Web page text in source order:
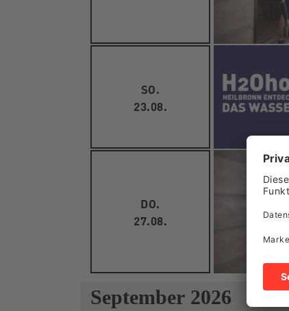
SO.
23.08.
DO.
27.08.
September 2026